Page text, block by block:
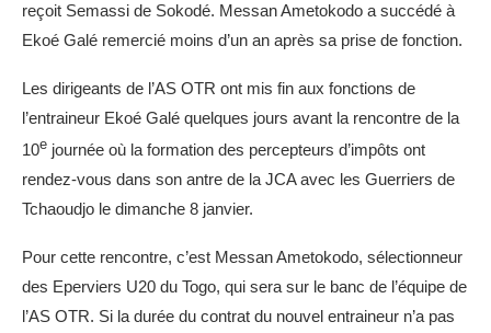
reçoit Semassi de Sokodé. Messan Ametokodo a succédé à
Ekoé Galé remercié moins d’un an après sa prise de fonction.
Les dirigeants de l’AS OTR ont mis fin aux fonctions de
l’entraineur Ekoé Galé quelques jours avant la rencontre de la
10e journée où la formation des percepteurs d’impôts ont
rendez-vous dans son antre de la JCA avec les Guerriers de
Tchaoudjo le dimanche 8 janvier.
Pour cette rencontre, c’est Messan Ametokodo, sélectionneur
des Eperviers U20 du Togo, qui sera sur le banc de l’équipe de
l’AS OTR. Si la durée du contrat du nouvel entraineur n’a pas